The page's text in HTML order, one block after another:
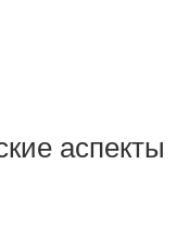
аспекты